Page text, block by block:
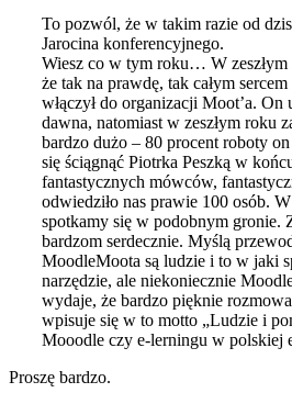
To pozwól, że w takim razie od
Jarocina konferencyjnego.
Wiesz co w tym roku… W
że tak na prawdę, tak całym
włączył do organizacji Moot’a.
dawna, natomiast w zeszłym roku
bardzo dużo – 80 procent roboty
się ściągnąć Piotrka Peszką w
fantastycznych mówców,
odwiedziło nas prawie 100 osób.
spotkamy się w podobnym gronie.
bardzom serdecznie. Myślą
MoodleMoota są ludzie i to w jaki
narzędzie, ale niekoniecznie
wydaje, że bardzo pięknie
wpisuje się w to motto „Ludzie i
Mooodle czy e-lerningu w polskiej
Proszę bardzo.